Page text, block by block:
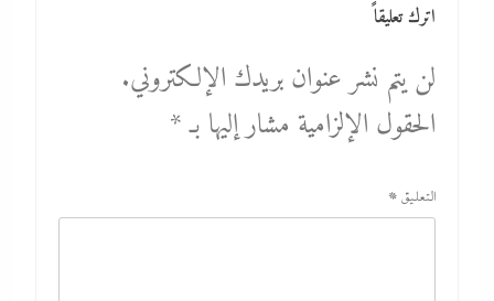
اترك تعليقاً
لن يتم نشر عنوان بريدك الإلكتروني.
الحقول الإلزامية مشار إليها بـ*
التعليق *